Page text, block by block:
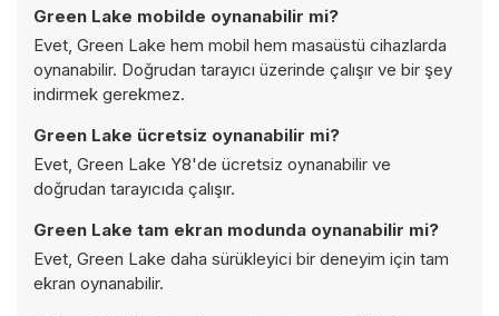
Green Lake mobilde oynanabilir mi?
Evet, Green Lake hem mobil hem masaüstü cihazlarda
oynanabilir. Doğrudan tarayıcı üzerinde çalışır ve bir şey
indirmek gerekmez.
Green Lake ücretsiz oynanabilir mi?
Evet, Green Lake Y8'de ücretsiz oynanabilir ve
doğrudan tarayıcıda çalışır.
Green Lake tam ekran modunda oynanabilir mi?
Evet, Green Lake daha sürükleyici bir deneyim için tam
ekran oynanabilir.